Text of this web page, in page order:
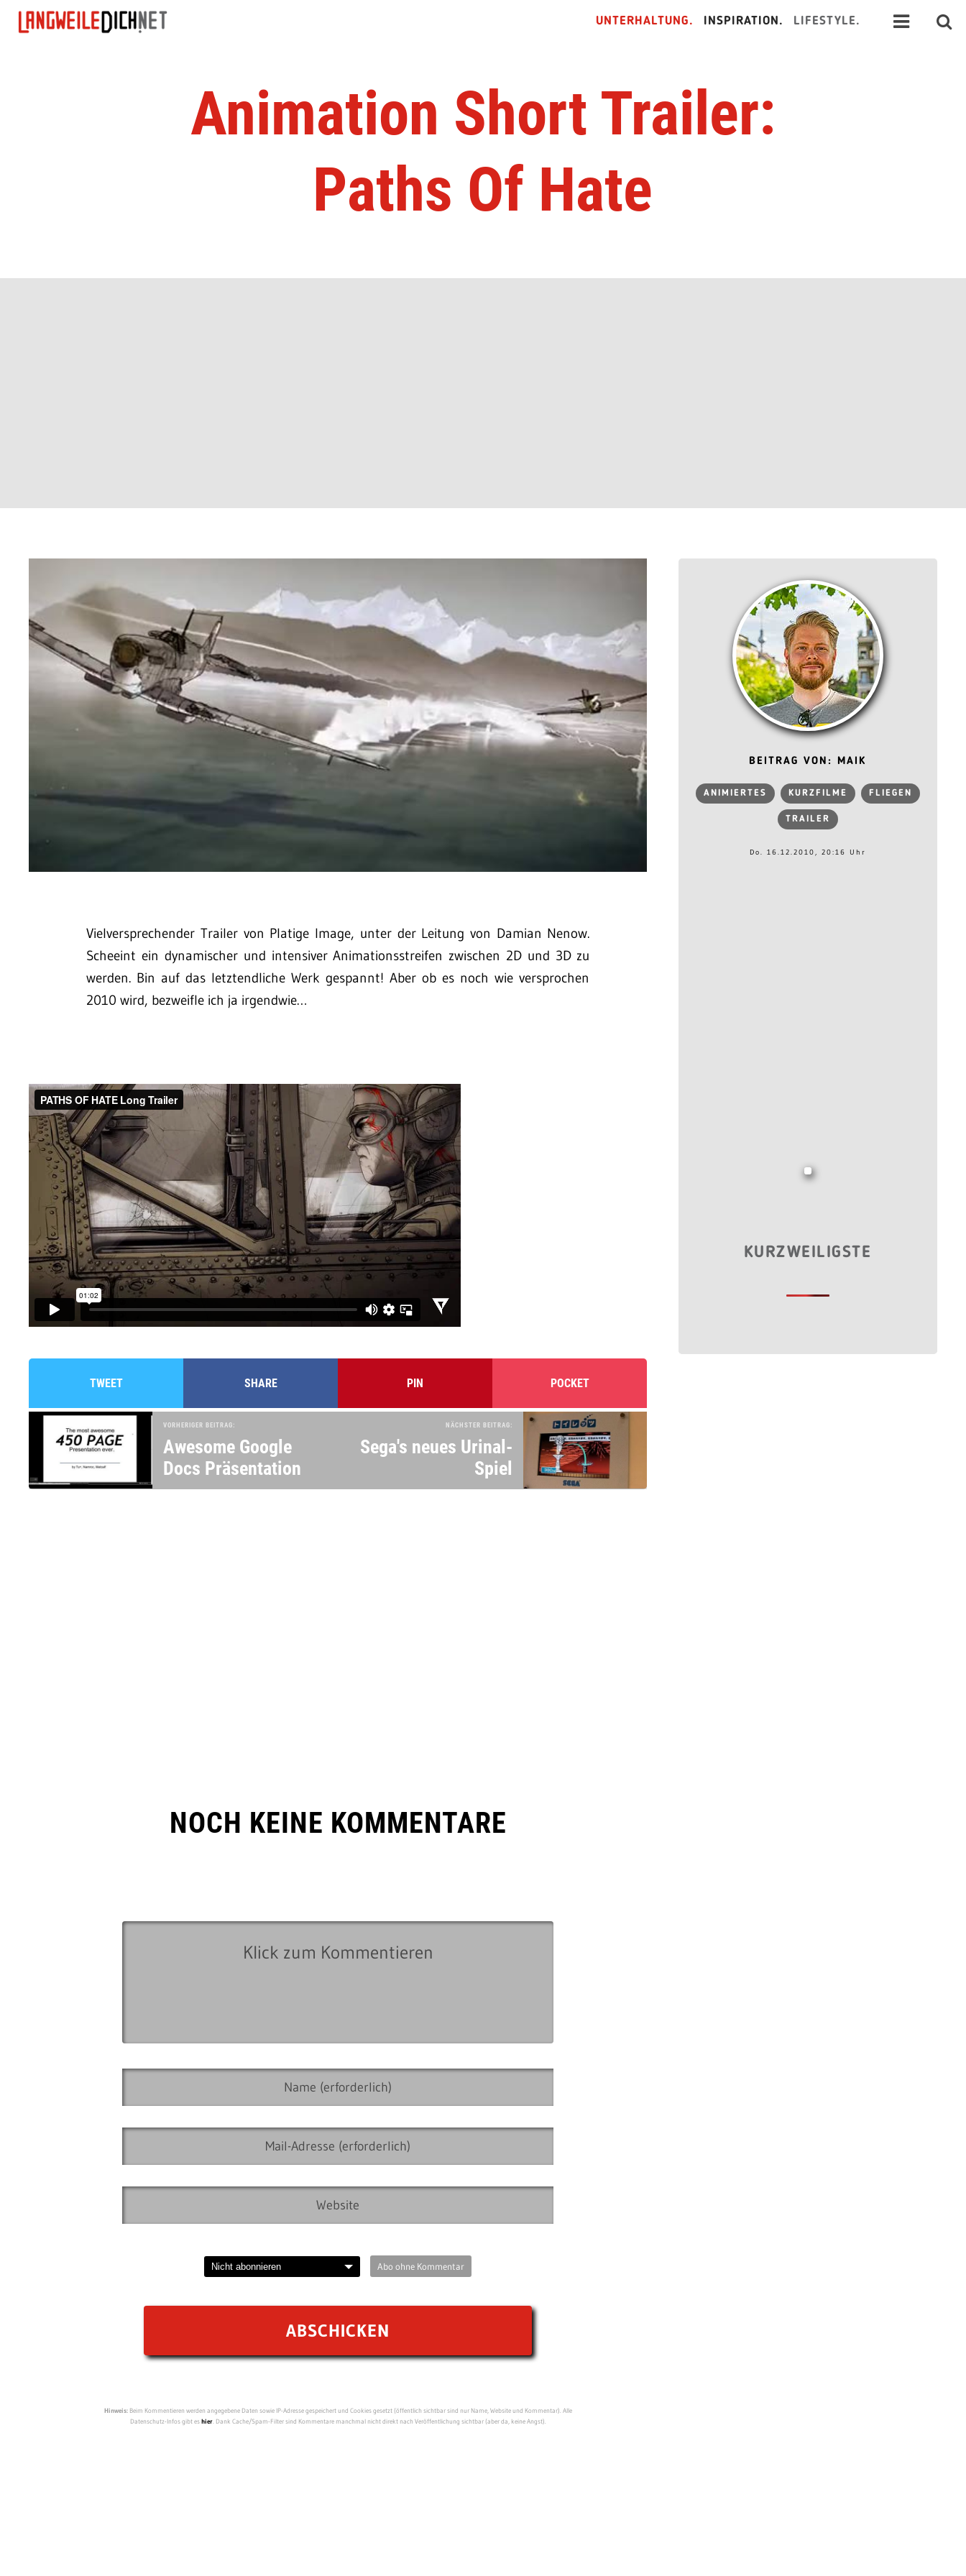
UNTERHALTUNG. INSPIRATION. LIFESTYLE.
Animation Short Trailer:
Paths Of Hate
Vielversprechender Trailer von Platige Image, unter der Leitung von Damian Nenow.
Scheeint ein dynamischer und intensiver Animationsstreifen zwischen 2D und 3D zu
werden. Bin auf das letztendliche Werk gespannt! Aber ob es noch wie versprochen
2010 wird, bezweifle ich ja irgendwie…
TWEET SHARE PIN POCKET
VORHERIGER BEITRAG:
Awesome Google
Docs Präsentation
NÄCHSTER BEITRAG:
Sega's neues Urinal-
Spiel
NOCH KEINE KOMMENTARE
Abo ohne Kommentar
Hinweis:Beim Kommentieren werden angegebene Daten sowie IP-Adresse gespeichert und Cookies gesetzt (öffentlich sichtbar sind nur Name, Website und Kommentar). Alle
Datenschutz-Infos gibt eshier. Dank Cache/Spam-Filter sind Kommentare manchmal nicht direkt nach Veröffentlichung sichtbar (aber da, keine Angst).
BEITRAG VON: MAIK
ANIMIERTES KURZFILME FLIEGEN
TRAILER
Do. 16.12.2010, 20:16 Uhr
KURZWEILIGSTE